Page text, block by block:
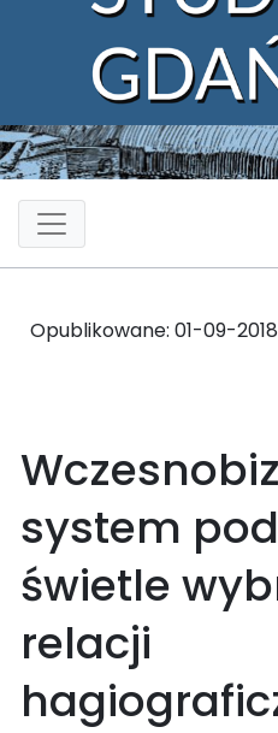
Opublikowane: 01-09-2018
system
świetle
relacji